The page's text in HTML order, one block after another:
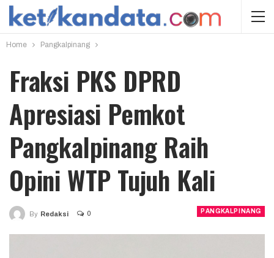
Home Pangkalpinang
Fraksi PKS DPRD
Apresiasi Pemkot
Pangkalpinang Raih
Opini WTP Tujuh Kali
PANGKALPINANG
By Redaksi 0